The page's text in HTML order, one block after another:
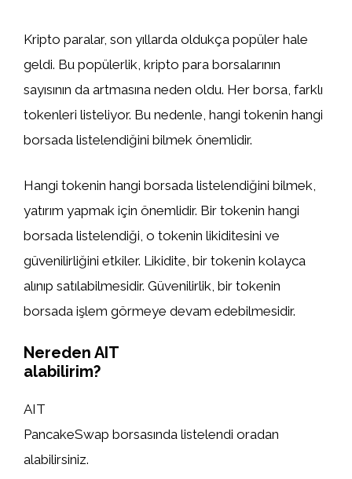
Kripto paralar, son yıllarda oldukça popüler hale
geldi. Bu popülerlik, kripto para borsalarının
sayısının da artmasına neden oldu. Her borsa, farklı
tokenleri listeliyor. Bu nedenle, hangi tokenin hangi
borsada listelendiğini bilmek önemlidir.
Hangi tokenin hangi borsada listelendiğini bilmek,
yatırım yapmak için önemlidir. Bir tokenin hangi
borsada listelendiği, o tokenin likiditesini ve
güvenilirliğini etkiler. Likidite, bir tokenin kolayca
alınıp satılabilmesidir. Güvenilirlik, bir tokenin
borsada işlem görmeye devam edebilmesidir.
Nereden AIT
alabilirim?
AIT
PancakeSwap borsasında listelendi oradan
alabilirsiniz.